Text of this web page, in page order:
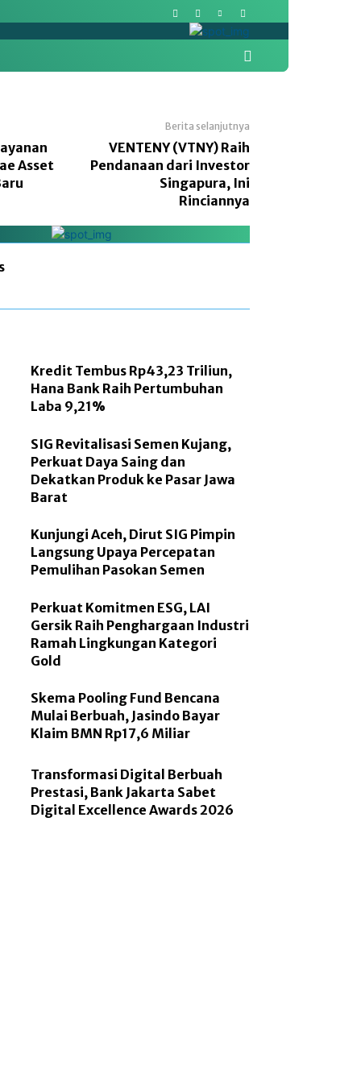
Asset
Berita selanjutnya
VENTENY (VTNY) Raih
Pendanaan dari Investor
Singapura, Ini
Rinciannya
Kredit Tembus Rp43,23 Triliun,
Hana Bank Raih Pertumbuhan
Laba 9,21%
SIG Revitalisasi Semen Kujang,
Perkuat Daya Saing dan
Dekatkan Produk ke Pasar Jawa
Barat
Kunjungi Aceh, Dirut SIG Pimpin
Langsung Upaya Percepatan
Pemulihan Pasokan Semen
Perkuat Komitmen ESG, LAI
Gersik Raih Penghargaan Industri
Ramah Lingkungan Kategori
Gold
Skema Pooling Fund Bencana
Mulai Berbuah, Jasindo Bayar
Klaim BMN Rp17,6 Miliar
Transformasi Digital Berbuah
Prestasi, Bank Jakarta Sabet
Digital Excellence Awards 2026